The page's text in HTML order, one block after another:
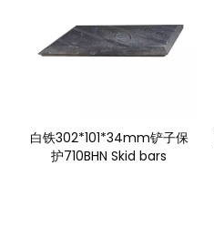
白铁302*101*34mm铲子保
护710BHN Skid bars